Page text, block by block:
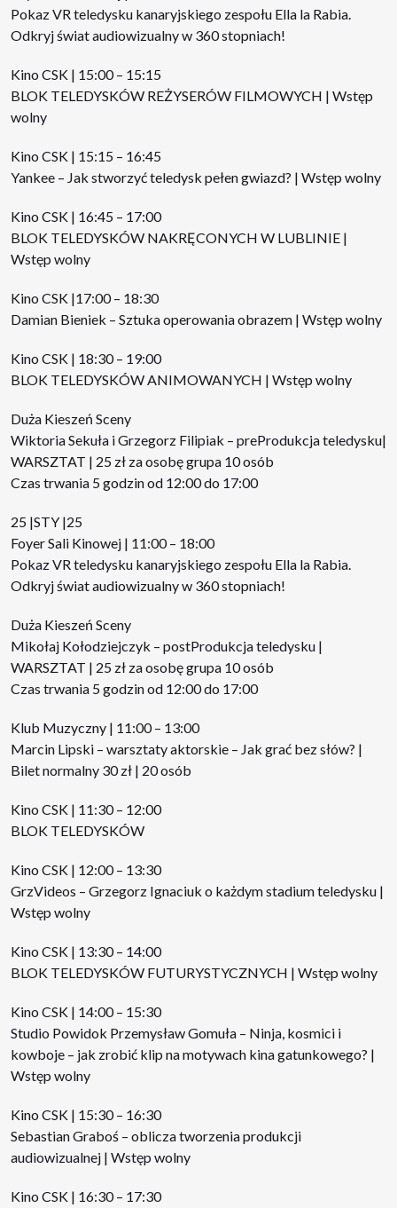
Pokaz VR teledysku kanaryjskiego zespołu Ella la Rabia.
Odkryj świat audiowizualny w 360 stopniach!
Kino CSK | 15:00 – 15:15
BLOK TELEDYSKÓW REŻYSERÓW FILMOWYCH | Wstęp
wolny
Kino CSK | 15:15 – 16:45
Yankee – Jak stworzyć teledysk pełen gwiazd? | Wstęp wolny
Kino CSK | 16:45 – 17:00
BLOK TELEDYSKÓW NAKRĘCONYCH W LUBLINIE |
Wstęp wolny
Kino CSK |17:00 – 18:30
Damian Bieniek – Sztuka operowania obrazem | Wstęp wolny
Kino CSK | 18:30 – 19:00
BLOK TELEDYSKÓW ANIMOWANYCH | Wstęp wolny
Duża Kieszeń Sceny
Wiktoria Sekuła i Grzegorz Filipiak – preProdukcja teledysku|
WARSZTAT | 25 zł za osobę grupa 10 osób
Czas trwania 5 godzin od 12:00 do 17:00
25 |STY |25
Foyer Sali Kinowej | 11:00 – 18:00
Pokaz VR teledysku kanaryjskiego zespołu Ella la Rabia.
Odkryj świat audiowizualny w 360 stopniach!
Duża Kieszeń Sceny
Mikołaj Kołodziejczyk – postProdukcja teledysku |
WARSZTAT | 25 zł za osobę grupa 10 osób
Czas trwania 5 godzin od 12:00 do 17:00
Klub Muzyczny | 11:00 – 13:00
Marcin Lipski – warsztaty aktorskie – Jak grać bez słów? |
Bilet normalny 30 zł | 20 osób
Kino CSK | 11:30 – 12:00
BLOK TELEDYSKÓW
Kino CSK | 12:00 – 13:30
GrzVideos – Grzegorz Ignaciuk o każdym stadium teledysku |
Wstęp wolny
Kino CSK | 13:30 – 14:00
BLOK TELEDYSKÓW FUTURYSTYCZNYCH | Wstęp wolny
Kino CSK | 14:00 – 15:30
Studio Powidok Przemysław Gomuła – Ninja, kosmici i
kowboje – jak zrobić klip na motywach kina gatunkowego? |
Wstęp wolny
Kino CSK | 15:30 – 16:30
Sebastian Graboś – oblicza tworzenia produkcji
audiowizualnej | Wstęp wolny
Kino CSK | 16:30 – 17:30